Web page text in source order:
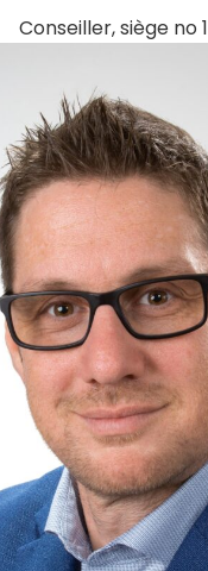
Conseiller, siège no 1